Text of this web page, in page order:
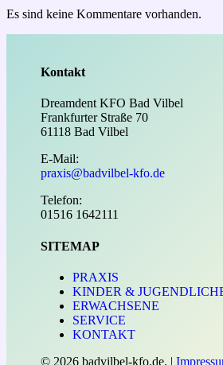
Es sind keine Kommentare vorhanden.
Kontakt
Dreamdent KFO Bad Vilbel
Frankfurter Straße 70
61118 Bad Vilbel
E-Mail:
praxis@badvilbel-kfo.de
Telefon:
01516 1642111
SITEMAP
PRAXIS
KINDER &
ERWACHSENE
SERVICE
KONTAKT
© 2026 badvilbel-kfo.de. |